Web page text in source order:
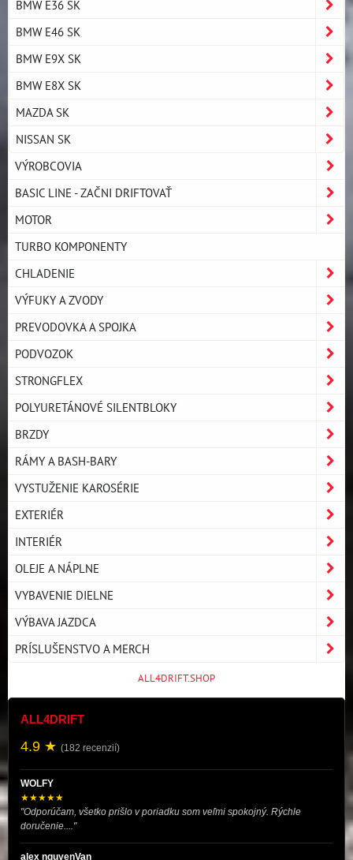
BMW E36 SK
BMW E46 SK
BMW E9X SK
BMW E8X SK
MAZDA SK
NISSAN SK
VÝROBCOVIA
BASIC LINE - ZAČNI DRIFTOVAŤ
MOTOR
TURBO KOMPONENTY
CHLADENIE
VÝFUKY A ZVODY
PREVODOVKA A SPOJKA
PODVOZOK
STRONGFLEX
POLYURETÁNOVÉ SILENTBLOKY
BRZDY
RÁMY A BASH-BARY
VYSTUŽENIE KAROSÉRIE
EXTERIÉR
INTERIÉR
OLEJE A NÁPLNE
VYBAVENIE DIELNE
VÝBAVA JAZDCA
PRÍSLUŠENSTVO A MERCH
ALL4DRIFT.SHOP
ALL4DRIFT
4.9 ★ (182 recenzií)
WOLFY
★★★★★
"Odporúčam, všetko prišlo v poriadku som veľmi spokojný. Rýchle
doručenie...."
alex nguyenVan